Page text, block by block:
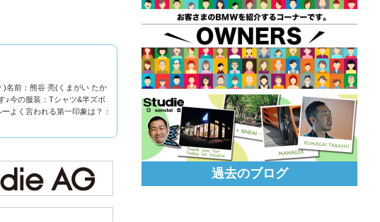
)名前：熊谷 亮(くまがい たか
♪今の服装：Tシャツ&半ズボ
よく言われる第一印象は？：
過去のブログ